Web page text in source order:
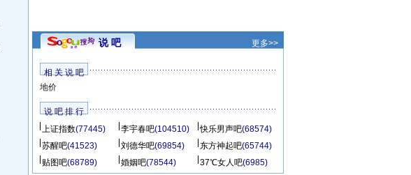
说 吧 更多>>
相 关 说 吧
地价
说 吧 排 行
上证指数(77445) 李宇春吧(104510) 快乐男声吧(68574)
苏醒吧(41523) 刘德华吧(69854) 东方神起吧(65744)
贴图吧(68789) 婚姻吧(78544) 37℃女人吧(6985)